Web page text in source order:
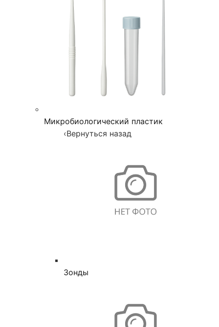
Микробиологический пластик
‹Вернуться назад
Зонды